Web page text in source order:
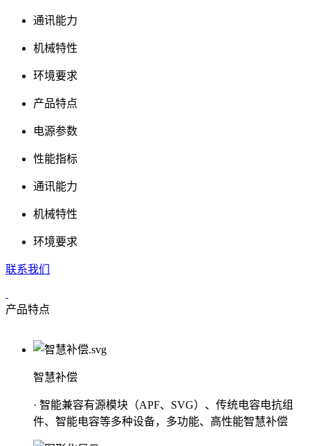
通讯能力
机械特性
环境要求
产品特点
电源参数
性能指标
通讯能力
机械特性
环境要求
联系我们
产品特点
智慧补偿
· 智能兼容有源模块（APF、SVG）、传统电容电抗组
件、智能电容等多种设备，多功能、高性能智慧补偿